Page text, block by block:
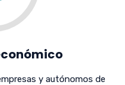
y autónomos de